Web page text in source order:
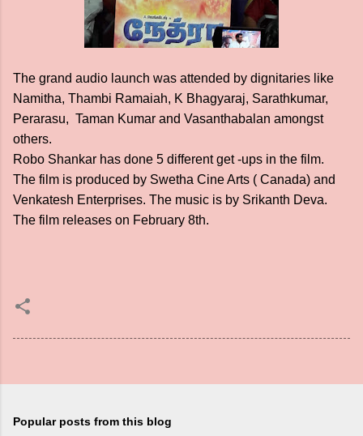
The grand audio launch was attended by dignitaries like
Namitha, Thambi Ramaiah, K Bhagyaraj, Sarathkumar,
Perarasu, Taman Kumar and Vasanthabalan amongst
others.
Robo Shankar has done 5 different get -ups in the film.
The film is produced by Swetha Cine Arts ( Canada) and
Venkatesh Enterprises. The music is by Srikanth Deva.
The film releases on February 8th.
Popular posts from this blog